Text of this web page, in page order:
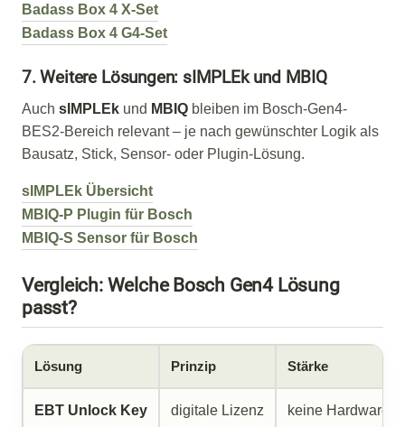
Badass Box 4 X-Set
Badass Box 4 G4-Set
7. Weitere Lösungen: sIMPLEk und MBIQ
Auch sIMPLEk und MBIQ bleiben im Bosch-Gen4-
BES2-Bereich relevant – je nach gewünschter Logik als
Bausatz, Stick, Sensor- oder Plugin-Lösung.
sIMPLEk Übersicht
MBIQ-P Plugin für Bosch
MBIQ-S Sensor für Bosch
Vergleich: Welche Bosch Gen4 Lösung
passt?
Lösung Prinzip Stärke
EBT Unlock Key digitale Lizenz keine Hardware